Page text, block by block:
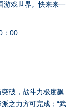
游戏世界。快来来一
：00
突破，战斗力极度飙
之力方可完成；“武